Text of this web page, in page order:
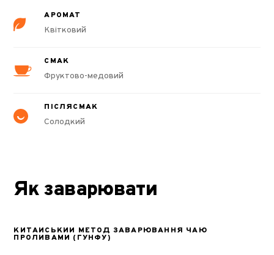
АРОМАТ
Квітковий
СМАК
Фруктово-медовий
ПІСЛЯСМАК
Солодкий
Як заварювати
КИТАЙСЬКИЙ МЕТОД ЗАВАРЮВАННЯ ЧАЮ
ПРОЛИВАМИ (ГУНФУ)